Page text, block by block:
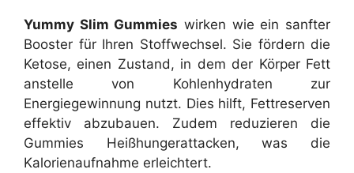
Yummy Slim Gummies wirken wie ein sanfter
Booster für Ihren Stoffwechsel. Sie fördern die
Ketose, einen Zustand, in dem der Körper Fett
anstelle von Kohlenhydraten zur
Energiegewinnung nutzt. Dies hilft, Fettreserven
effektiv abzubauen. Zudem reduzieren die
Gummies Heißhungerattacken, was die
Kalorienaufnahme erleichtert.